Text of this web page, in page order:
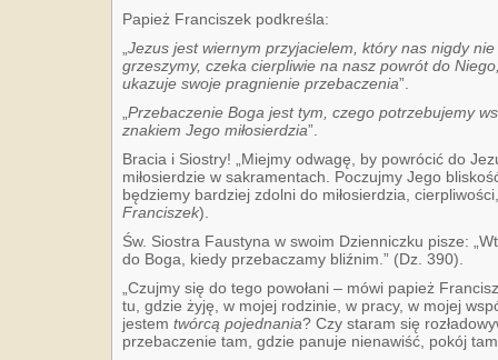
Papież Franciszek podkreśla:
Jezus jest wiernym przyjacielem, który nas nigdy
grzeszymy, czeka cierpliwie na nasz powrót do
ukazuje swoje pragnienie przebaczenia”.
Przebaczenie Boga jest tym, czego potrzebujemy
znakiem Jego miłosierdzia”.
Bracia i Siostry! „Miejmy odwagę, by powrócić do
miłosierdzie w sakramentach. Poczujmy Jego
będziemy bardziej zdolni do miłosierdzia,
Franciszek).
Św. Siostra Faustyna w swoim Dzienniczku pisze:
do Boga, kiedy przebaczamy bliźnim.” (Dz. 390).
„Czujmy się do tego powołani – mówi papież
tu, gdzie żyję, w mojej rodzinie, w pracy, w mojej
jestem twórcą pojednania? Czy staram się
przebaczenie tam, gdzie panuje nienawiść, pokój